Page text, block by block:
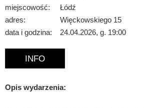
miejscowość:
Łódź
adres:
Więckowskiego 15
data i godzina:
24.04.2026, g. 19:00
INFO
Opis wydarzenia: